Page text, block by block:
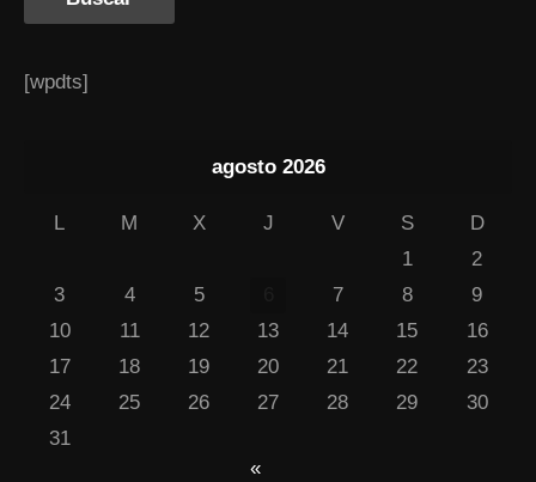
[wpdts]
agosto 2026
L M X J V S
D
1
2
3
4 5 7 8
9
10
11 12 13 14 15
16
17
18 19 20 21 22
23
24
25 26 27 28 29
30
31
«